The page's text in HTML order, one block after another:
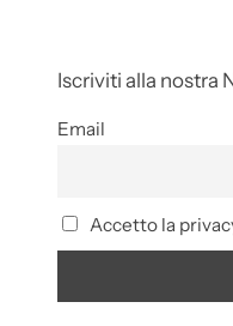
Iscriviti alla nostra
Email
Accetto la